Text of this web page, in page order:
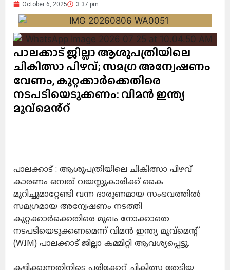
October 6, 2025 3:37 pm
പാലക്കാട് ജില്ലാ ആശുപത്രിയിലെ
ചികിത്സാ പിഴവ്; സമഗ്ര അന്വേഷണം
വേണം, കുറ്റക്കാർക്കെതിരെ
നടപടിയെടുക്കണം: വിമൻ ഇന്ത്യ
മൂവ്മെൻ്റ്
പാലക്കാട്‌ : ആശുപത്രിയിലെ ചികിത്സാ പിഴവ്
കാരണം ഒമ്പത് വയസ്സുകാരിക്ക് കൈ
മുറിച്ചുമാറ്റേണ്ടി വന്ന ദാരുണമായ സംഭവത്തിൽ
സമഗ്രമായ അന്വേഷണം നടത്തി
കുറ്റക്കാർക്കെതിരെ മുഖം നോക്കാതെ
നടപടിയെടുക്കണമെന്ന് വിമൻ ഇന്ത്യ മൂവ്മെൻ്റ്
(WIM) പാലക്കാട് ജില്ലാ കമ്മിറ്റി ആവശ്യപ്പെട്ടു.